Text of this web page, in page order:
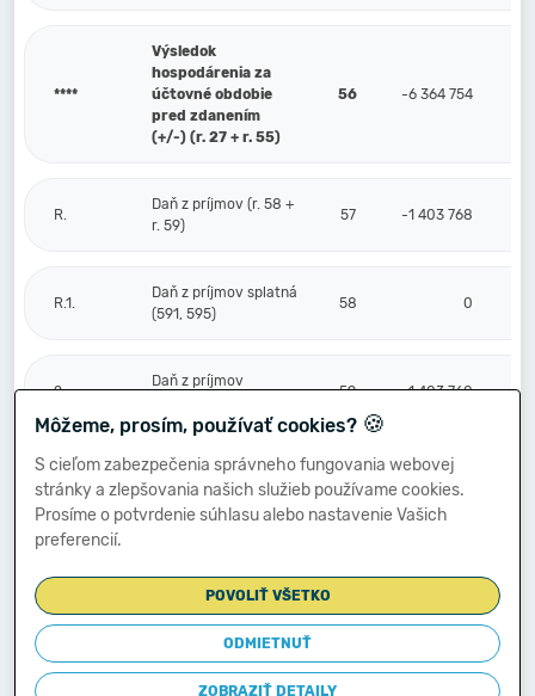
****
Výsledok
hospodárenia za
účtovné obdobie
pred zdanením
(+/-) (r. 27 + r. 55)
56 -6 364 754
R.
Daň z príjmov (r. 58 +
r. 59)
57 -1 403 768
R.1.
Daň z príjmov splatná
(591, 595)
58 0
2.
Daň z príjmov
59 -1 403 768
S.
Prevod podielov na
výsledku
hospodárenia
60
****
Výsledok
hospodárenia za
účtovné obdobie po
zdanení (+/-) (r. 56
61 -4 960 986
Môžeme, prosím, používať cookies? 🍪
S cieľom zabezpečenia správneho fungovania webovej
stránky a zlepšovania našich služieb používame cookies.
Prosíme o potvrdenie súhlasu alebo nastavenie Vašich
preferencií.
POVOLIŤ VŠETKO
ODMIETNUŤ
ZOBRAZIŤ DETAILY